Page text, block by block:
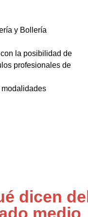
y Bollería
la posibilidad de
profesionales de
dicen